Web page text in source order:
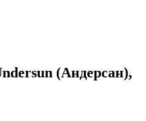
(Андерсан),